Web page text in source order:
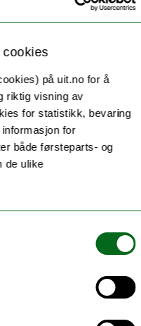
cookies
på uit.no for å
riktig visning av
for statistikk, bevaring
for
både førsteparts- og
de ulike
og sentre
infrastruktur